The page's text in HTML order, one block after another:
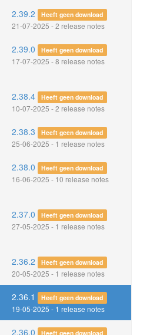
2.39.2 Heeft geen download
21-07-2025 - 2 release notes
2.39.0 Heeft geen download
17-07-2025 - 8 release notes
2.38.4 Heeft geen download
10-07-2025 - 2 release notes
2.38.3 Heeft geen download
25-06-2025 - 1 release notes
2.38.0 Heeft geen download
16-06-2025 - 10 release notes
2.37.0 Heeft geen download
27-05-2025 - 1 release notes
2.36.2 Heeft geen download
20-05-2025 - 1 release notes
2.36.1 Heeft geen download
19-05-2025 - 1 release notes
2.36.0 Heeft geen download